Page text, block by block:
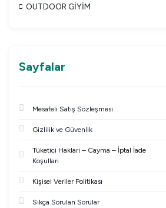
OUTDOOR GİYİM
Sayfalar
Mesafeli Satış Sözleşmesi
Gizlilik ve Güvenlik
Tüketici Haklari – Cayma – İptal İade
Koşullari
Kişisel Veriler Politikası
Sıkça Sorulan Sorular